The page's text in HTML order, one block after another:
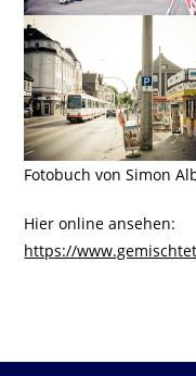
Fotobuch von Simon
Hier online ansehen:
https://